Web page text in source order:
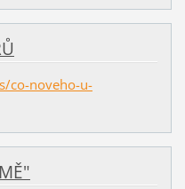
co-noveho-u-